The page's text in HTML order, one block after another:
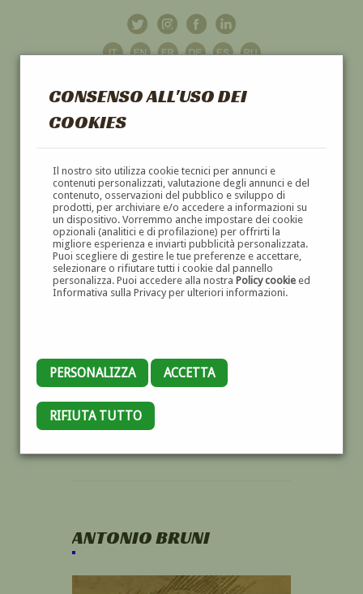
CONSENSO ALL'USO DEI
COOKIES
Il nostro sito utilizza cookie tecnici per annunci e
contenuti personalizzati, valutazione degli annunci e del
contenuto, osservazioni del pubblico e sviluppo di
prodotti, per archiviare e/o accedere a informazioni su
un dispositivo. Vorremmo anche impostare dei cookie
opzionali (analitici e di profilazione) per offrirti la
migliore esperienza e inviarti pubblicità personalizzata.
Puoi scegliere di gestire le tue preferenze e accettare,
selezionare o rifiutare tutti i cookie dal pannello
personalizza. Puoi accedere alla nostra Policy cookieed
Informativa sulla Privacy per ulteriori informazioni.
PERSONALIZZA ACCETTA
RIFIUTA TUTTO
GALLERIAD'ARTE
DIPINTI E SCULTURE '800 E '900
ANTONIO BRUNI